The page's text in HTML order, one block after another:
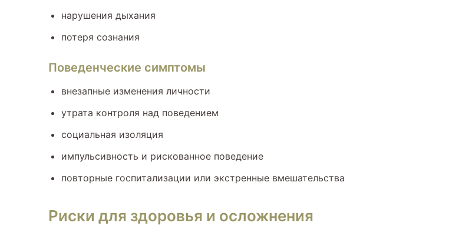
нарушения дыхания
потеря сознания
Поведенческие симптомы
внезапные изменения личности
утрата контроля над поведением
социальная изоляция
импульсивность и рискованное поведение
повторные госпитализации или экстренные вмешательства
Риски для здоровья и осложнения